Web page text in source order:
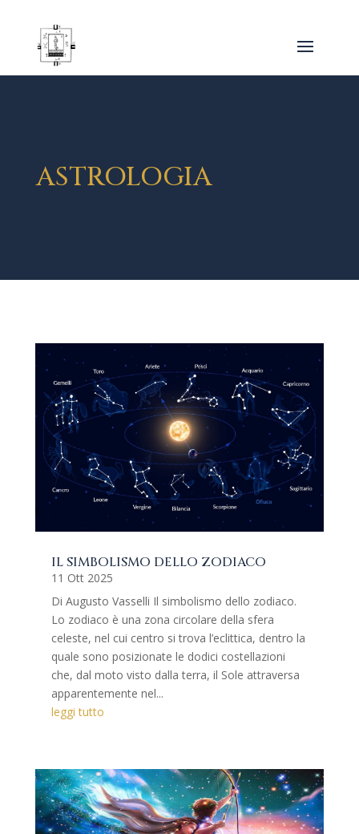
ASTROLOGIA
IL SIMBOLISMO DELLO ZODIACO
11 Ott 2025
Di Augusto Vasselli Il simbolismo dello zodiaco.
Lo zodiaco è una zona circolare della sfera
celeste, nel cui centro si trova l’eclittica, dentro la
quale sono posizionate le dodici costellazioni
che, dal moto visto dalla terra, il Sole attraversa
apparentemente nel...
leggi tutto